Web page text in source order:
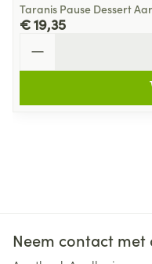
Taranis Pause Dessert
€ 19,35
Neem contact met